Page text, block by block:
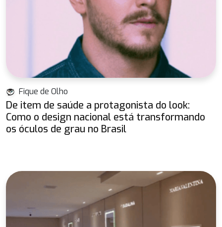
Fique de Olho
De item de saúde a protagonista do look:
Como o design nacional está transformando
os óculos de grau no Brasil